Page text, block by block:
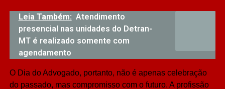
Leia Também: Atendimento
presencial nas unidades do Detran-
MT é realizado somente com
agendamento
O Dia do Advogado, portanto, não é apenas celebração
do passado, mas compromisso com o futuro. A profissão